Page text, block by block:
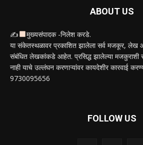
ABOUT US
✍
मुख्यसंपादक -निलेश करडे.
या संकेतस्थळावर प्रकाशित झालेला सर्व मजकूर, लेख
संबंधित लेखकांकडे आहेत. प्रसिद्ध झालेल्या
नाही याचे उल्लंघन करणाऱ्यांवर कायदेशीर कारवाई
9730095656
FOLLOW US